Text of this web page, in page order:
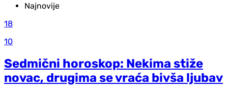
Najnovije
18
10
Sedmični horoskop: Nekima stiže
novac, drugima se vraća bivša ljubav